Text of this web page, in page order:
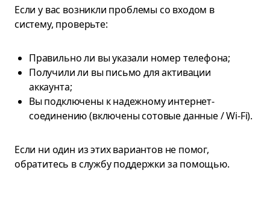
Если у вас возникли проблемы со входом в
систему, проверьте:
Правильно ли вы указали номер телефона;
Получили ли вы письмо для активации
аккаунта;
Вы подключены к надежному интернет-
соединению (включены сотовые данные / Wi-Fi).
Если ни один из этих вариантов не помог,
обратитесь в службу поддержки за помощью.